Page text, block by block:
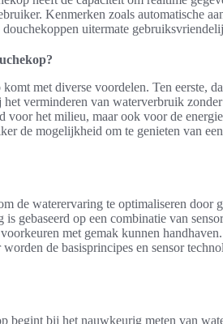
Kenmerken zoals automatische
uitermate
met diverse voordelen. Ten eerste,
verminderen van waterverbruik
voor het milieu, maar ook voor de
de mogelijkheid om te genieten van
de waterervaring te optimaliseren door
gebaseerd op een combinatie van
met gemak kunnen
de basisprincipes en sensor
begint bij het nauwkeurig meten van